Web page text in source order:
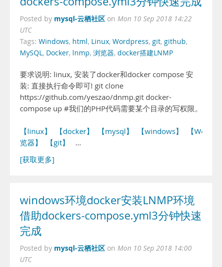
Posted by mysql-云栖社区 on Mon 10 Sep 2018 14:22
UTC
Tags: Windows, html, Linux, Wordpress, git, github,
MySQL, Docker, lnmp, 浏览器, docker搭建LNMP
要求说明: linux, 安装了docker和docker compose 安
装: 直接执行命令即可! git clone
https://github.com/yeszao/dnmp.git docker-
compose up #我们的PHP代码需要某个目录的写权限。
【linux】 【docker】 【mysql】 【windows】
【
览器】
【git】
…
[获取更多]
windows环境docker安装LNMP环境
借助dockers-compose.yml3分钟快速
完成
Posted by mysql-云栖社区 on Mon 10 Sep 2018 14:00
UTC